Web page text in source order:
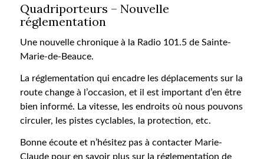
Quadriporteurs – Nouvelle
réglementation
Une nouvelle chronique à la Radio 101.5 de Sainte-
Marie-de-Beauce.
La réglementation qui encadre les déplacements sur la
route change à l’occasion, et il est important d’en être
bien informé. La vitesse, les endroits où nous pouvons
circuler, les pistes cyclables, la protection, etc.
Bonne écoute et n’hésitez pas à contacter Marie-
Claude pour en savoir plus sur la réglementation de